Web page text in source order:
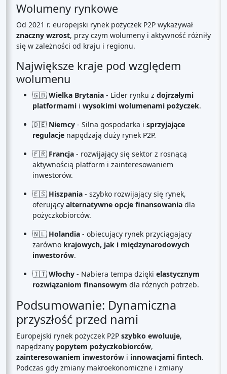
Wolumeny rynkowe
Od 2021 r. europejski rynek pożyczek P2P wykazywał
znaczny wzrost, przy czym wolumeny i aktywność różniły
się w zależności od kraju i regionu.
Największe kraje pod względem
wolumenu
🇬🇧 Wielka Brytania - Lider rynku z dojrzałymi
platformami i wysokimi wolumenami pożyczek.
🇩🇪 Niemcy - Silna gospodarka i sprzyjające
regulacje napędzają duży rynek P2P.
🇫🇷 Francja - rozwijający się sektor z rosnącą
aktywnością platform i zainteresowaniem
inwestorów.
🇪🇸 Hiszpania - szybko rozwijający się rynek,
oferujący alternatywne opcje finansowania dla
pożyczkobiorców.
🇳🇱 Holandia - obiecujący rynek przyciągający
zarówno krajowych, jak i międzynarodowych
inwestorów.
🇮🇹 Włochy - Nabiera tempa dzięki elastycznym
rozwiązaniom finansowym dla różnych potrzeb.
Podsumowanie: Dynamiczna
przyszłość przed nami
Europejski rynek pożyczek P2P szybko ewoluuje,
napędzany popytem pożyczkobiorców,
zainteresowaniem inwestorów i innowacjami fintech.
Podczas gdy zmiany makroekonomiczne i zmiany